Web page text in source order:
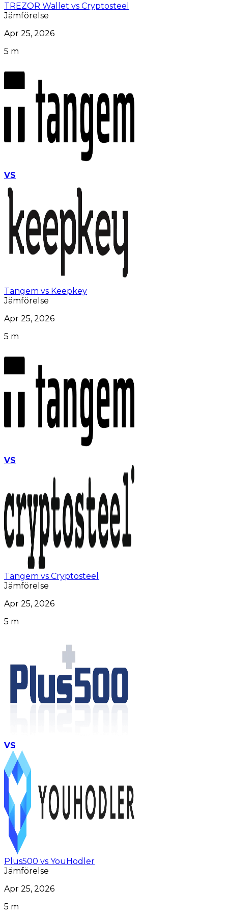
TREZOR Wallet vs Cryptosteel
Jämförelse
Apr 25, 2026
5 m
VS
Tangem vs Keepkey
Jämförelse
Apr 25, 2026
5 m
VS
Tangem vs Cryptosteel
Jämförelse
Apr 25, 2026
5 m
VS
Plus500 vs YouHodler
Jämförelse
Apr 25, 2026
5 m